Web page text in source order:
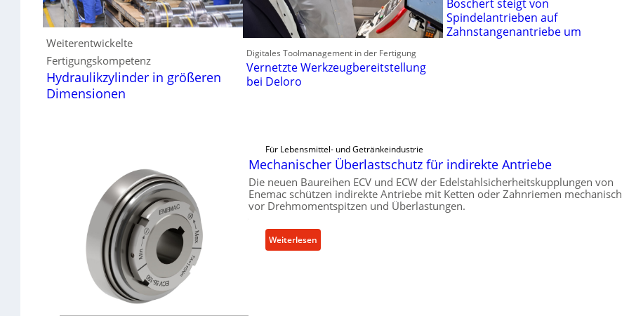
Weiterentwickelte
Fertigungskompetenz
Hydraulikzylinder in größeren
Dimensionen
Digitales Toolmanagement in der Fertigung
Vernetzte Werkzeugbereitstellung
bei Deloro
Boschert steigt von
Spindelantrieben auf
Zahnstangenantriebe um
Für Lebensmittel- und Getränkeindustrie
Mechanischer Überlastschutz für indirekte Antriebe
Die neuen Baureihen ECV und ECW der Edelstahlsicherheitskupplungen von
Enemac schützen indirekte Antriebe mit Ketten oder Zahnriemen mechanisch
vor Drehmomentspitzen und Überlastungen.
Weiterlesen
M